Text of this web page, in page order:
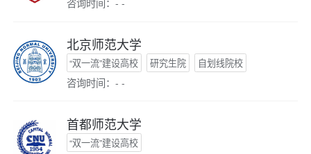
北京师范大学
“双一流”建设高校 研究生院 自划线院校
咨询时间：- -
首都师范大学
“双一流”建设高校